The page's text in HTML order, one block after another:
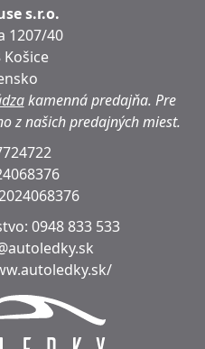
s.r.o.
1207/40
Košice
kamenná predajňa. Pre
z našich predajných miest.
0948 833 533